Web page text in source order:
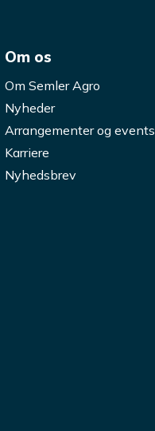
Om os
Om Semler Agro
Nyheder
Arrangementer og events
Karriere
Nyhedsbrev